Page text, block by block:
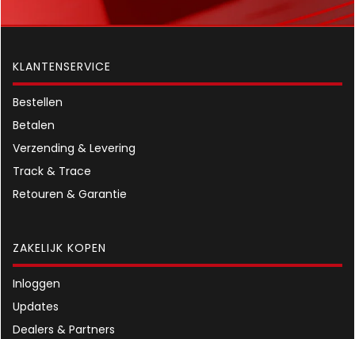
KLANTENSERVICE
Bestellen
Betalen
Verzending & Levering
Track & Trace
Retouren & Garantie
ZAKELIJK KOPEN
Inloggen
Updates
Dealers & Partners